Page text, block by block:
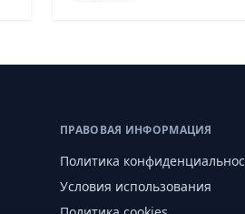
ПРАВОВАЯ ИНФОРМАЦИЯ
Политика
Условия использования